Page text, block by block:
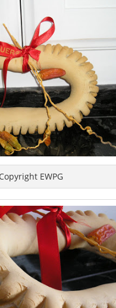
panadero: se trata de
y Libertad de
antiguamente estas
prieta se
Copyright EWPG